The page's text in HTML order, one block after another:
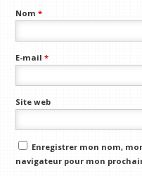
Nom*
E-mail*
Site web
Enregistrer mon nom,
navigateur pour mon